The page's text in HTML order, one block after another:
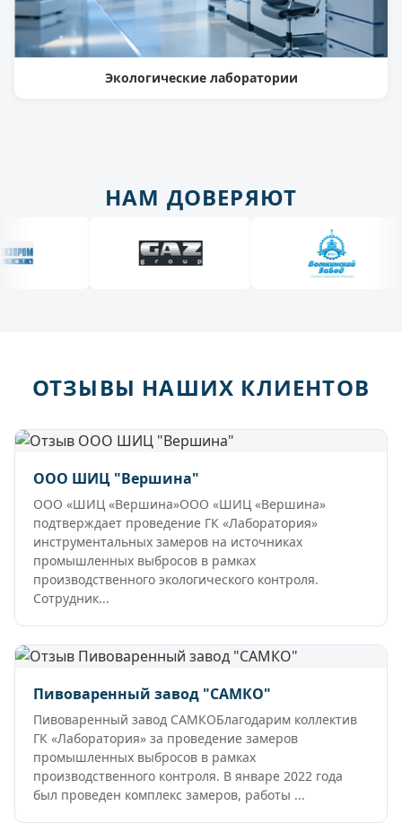
Экологические лаборатории
НАМ ДОВЕРЯЮТ
ОТЗЫВЫ НАШИХ КЛИЕНТОВ
ООО ШИЦ "Вершина"
ООО «ШИЦ «Вершина»ООО «ШИЦ «Вершина»
подтверждает проведение ГК «Лаборатория»
инструментальных замеров на источниках
промышленных выбросов в рамках
производственного экологического контроля.
Сотрудник...
Пивоваренный завод "САМКО"
Пивоваренный завод САМКОБлагодарим коллектив
ГК «Лаборатория» за проведение замеров
промышленных выбросов в рамках
производственного контроля. В январе 2022 года
был проведен комплекс замеров, работы ...